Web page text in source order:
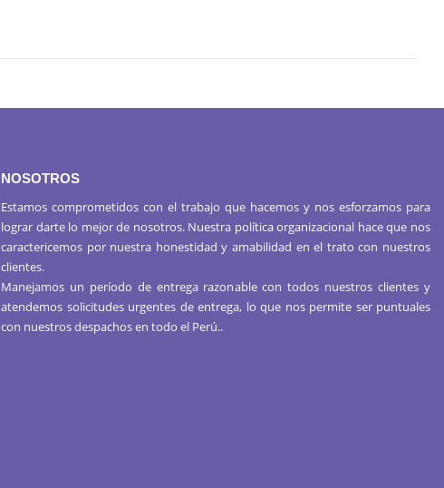
NOSOTROS
Estamos comprometidos con el trabajo que hacemos y nos esforzamos para
lograr darte lo mejor de nosotros. Nuestra política organizacional hace que nos
caractericemos por nuestra honestidad y amabilidad en el trato con nuestros
clientes.
Manejamos un período de entrega razonable con todos nuestros clientes y
atendemos solicitudes urgentes de entrega, lo que nos permite ser puntuales
con nuestros despachos en todo el Perú..